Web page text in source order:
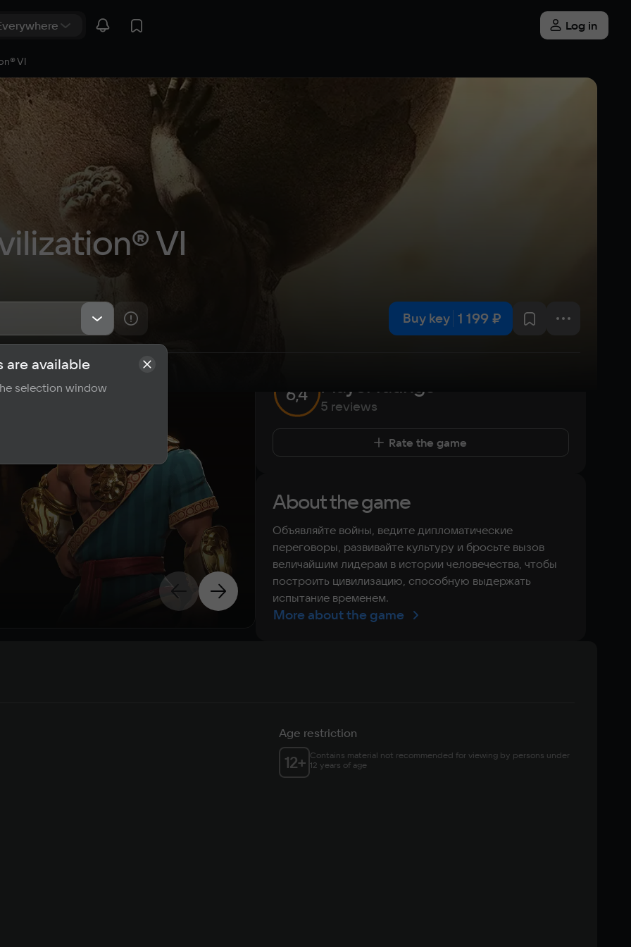
Log in
VI
VI
Buy key 1 199 ₽
Reviews
6,4 Player ratings
5 reviews
Rate the game
About the game
Объявляйте войны, ведите дипломатические
переговоры, развивайте культуру и бросьте вызов
величайшим лидерам в истории человечества, чтобы
построить цивилизацию, способную выдержать
испытание временем.
More about the game
Age restriction
12+ Contains material not recommended for viewing by persons under
12 years of age
are available
selection window